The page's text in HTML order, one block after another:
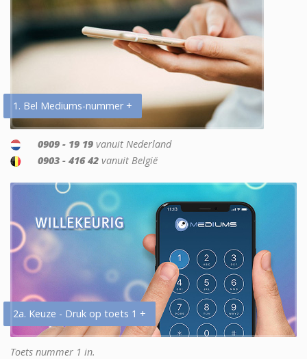
1. Bel Mediums-nummer +
0909 - 19 19 vanuit Nederland
0903 - 416 42 vanuit België
2a. Keuze - Druk op toets 1 +
Toets nummer 1 in.